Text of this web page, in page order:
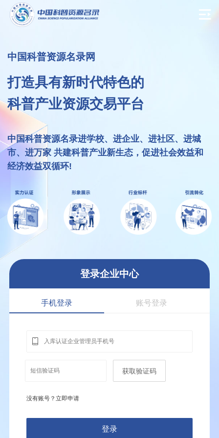
中国科普资源名录网
打造具有新时代特色的
科普产业资源交易平台
中国科普资源名录进学校、进企业、进社区、进城
市、进万家 共建科普产业新生态，促进社会效益和
经济效益双循环!
登录企业中心
手机登录 账号登录
获取验证码
没有账号？立即申请
登录